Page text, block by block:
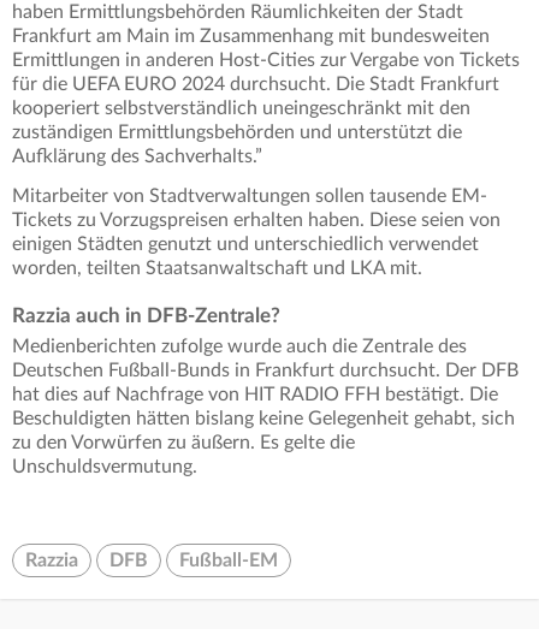
haben Ermittlungsbehörden Räumlichkeiten der Stadt
Frankfurt am Main im Zusammenhang mit bundesweiten
Ermittlungen in anderen Host-Cities zur Vergabe von Tickets
für die UEFA EURO 2024 durchsucht. Die Stadt Frankfurt
kooperiert selbstverständlich uneingeschränkt mit den
zuständigen Ermittlungsbehörden und unterstützt die
Aufklärung des Sachverhalts.”
Mitarbeiter von Stadtverwaltungen sollen tausende EM-
Tickets zu Vorzugspreisen erhalten haben. Diese seien von
einigen Städten genutzt und unterschiedlich verwendet
worden, teilten Staatsanwaltschaft und LKA mit.
Razzia auch in DFB-Zentrale?
Medienberichten zufolge wurde auch die Zentrale des
Deutschen Fußball-Bunds in Frankfurt durchsucht. Der DFB
hat dies auf Nachfrage von HIT RADIO FFH bestätigt. Die
Beschuldigten hätten bislang keine Gelegenheit gehabt, sich
zu den Vorwürfen zu äußern. Es gelte die
Unschuldsvermutung.
Razzia DFB Fußball-EM